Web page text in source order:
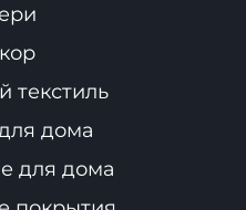
текстиль
дома
для дома